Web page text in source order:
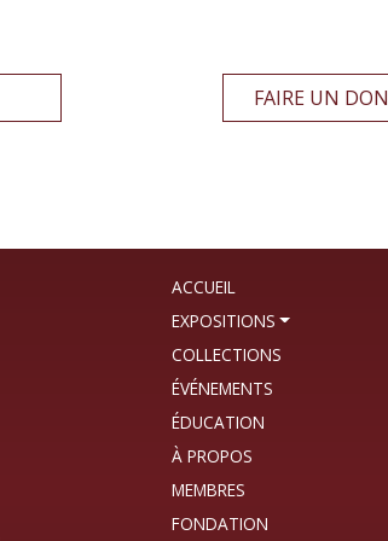
FAIRE UN DON
ACCUEIL
EXPOSITIONS
COLLECTIONS
ÉVÉNEMENTS
ÉDUCATION
À PROPOS
MEMBRES
FONDATION